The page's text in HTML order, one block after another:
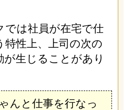
では社員が在宅で仕
特性上、上司の次の
が生じることがあり
んと仕事を行なっ